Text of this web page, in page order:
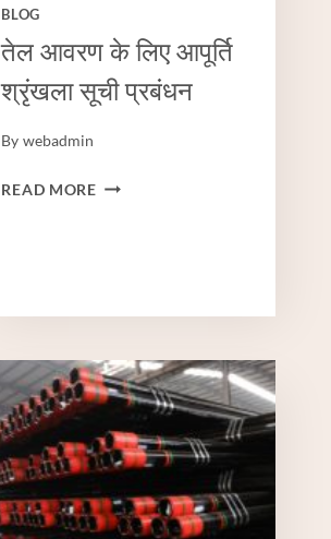
BLOG
तेल आवरण के लिए आपूर्ति
श्रृंखला सूची प्रबंधन
By webadmin
READ MOREतेल
प्रबंधन